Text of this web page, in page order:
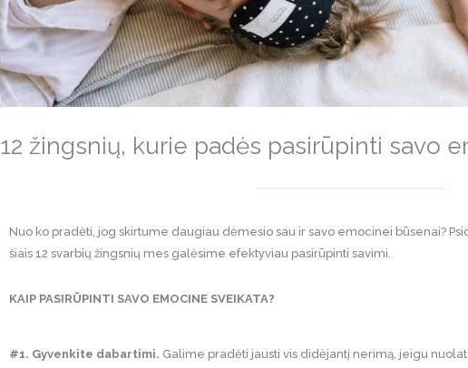
12 žingsnių, kurie padės pasirūpinti savo
Nuo ko pradėti, jog skirtume daugiau dėmesio sau ir savo emocinei būsenai?
šiais 12 svarbių žingsnių mes galėsime efektyviau pasirūpinti savimi.
KAIP PASIRŪPINTI SAVO EMOCINE SVEIKATA?
#1. Gyvenkite dabartimi. Galime pradėti jausti vis didėjantį nerimą, jeigu